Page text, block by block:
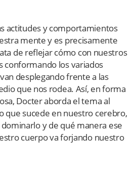
actitudes y comportamientos
mente y es precisamente
de reflejar cómo con nuestros
conformando los variados
desplegando frente a las
que nos rodea. Así, en forma
Docter aborda el tema al
que sucede en nuestro cerebro,
y de qué manera ese
cuerpo va forjando nuestro